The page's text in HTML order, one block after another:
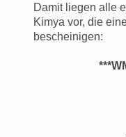
Damit liegen alle
Kimya vor, die
bescheinigen: